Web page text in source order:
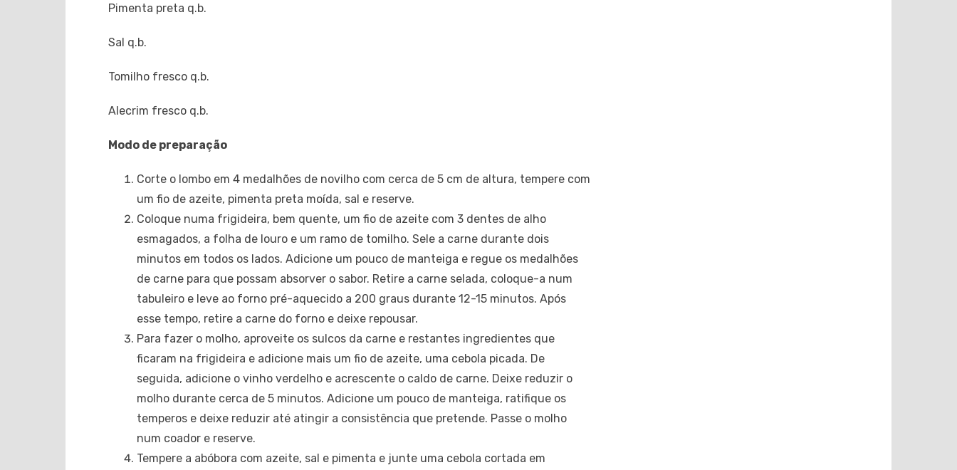
Pimenta preta q.b.
Sal q.b.
Tomilho fresco q.b.
Alecrim fresco q.b.
Modo de preparação
Corte o lombo em 4 medalhões de novilho com cerca de 5 cm de altura, tempere com
um fio de azeite, pimenta preta moída, sal e reserve.
Coloque numa frigideira, bem quente, um fio de azeite com 3 dentes de alho
esmagados, a folha de louro e um ramo de tomilho. Sele a carne durante dois
minutos em todos os lados. Adicione um pouco de manteiga e regue os medalhões
de carne para que possam absorver o sabor. Retire a carne selada, coloque-a num
tabuleiro e leve ao forno pré-aquecido a 200 graus durante 12-15 minutos. Após
esse tempo, retire a carne do forno e deixe repousar.
Para fazer o molho, aproveite os sulcos da carne e restantes ingredientes que
ficaram na frigideira e adicione mais um fio de azeite, uma cebola picada. De
seguida, adicione o vinho verdelho e acrescente o caldo de carne. Deixe reduzir o
molho durante cerca de 5 minutos. Adicione um pouco de manteiga, ratifique os
temperos e deixe reduzir até atingir a consistência que pretende. Passe o molho
num coador e reserve.
Tempere a abóbora com azeite, sal e pimenta e junte uma cebola cortada em